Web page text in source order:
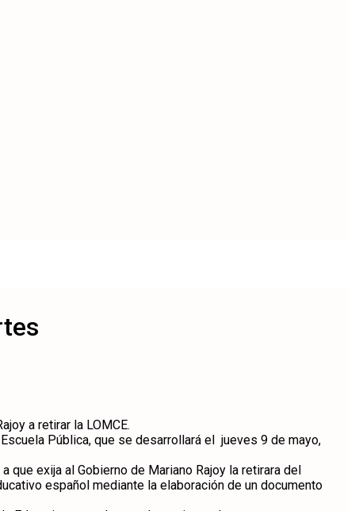
a retirar la LOMCE.
Pública, que se desarrollará el jueves 9 de mayo,
que exija al Gobierno de Mariano Rajoy la retirara del
español mediante la elaboración de un documento